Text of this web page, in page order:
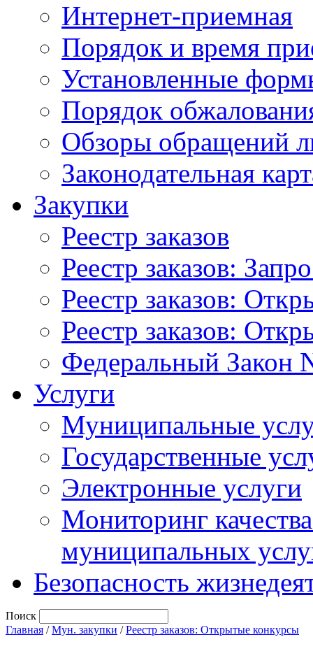
Интернет-приемная
Порядок и время
Установленные
Порядок
Обзоры обращений
Законодательная
Закупки
Реестр заказов
Реестр заказов:
Реестр заказов:
Реестр заказов:
Федеральный Закон
Услуги
Муниципальные
Государственные
Электронные услуги
Мониторинг
муниципальных
Безопасность
Поиск
Главная /Мун. закупки /Реестр заказов: Открытые конкурсы